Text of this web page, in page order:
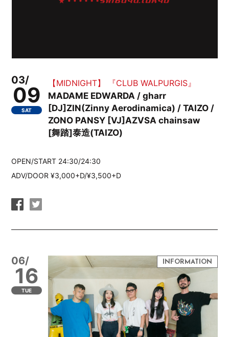
03/
09
SAT
【MIDNIGHT】 『CLUB WALPURGIS』
MADAME EDWARDA / gharr
[DJ]ZIN(Zinny Aerodinamica) / TAIZO /
ZONO PANSY [VJ]AZVSA chainsaw
[舞踏]泰造(TAIZO)
OPEN/START 24:30/24:30
ADV/DOOR ¥3,000+D/¥3,500+D
06/
16
TUE